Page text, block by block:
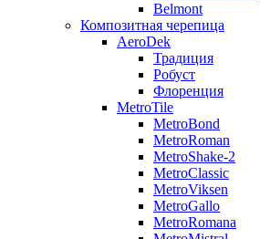
Belmont
Композитная черепица
AeroDek
Традиция
Робуст
Флоренция
MetroTile
MetroBond
MetroRoman
MetroShake-2
MetroClassic
MetroViksen
MetroGallo
MetroRomana